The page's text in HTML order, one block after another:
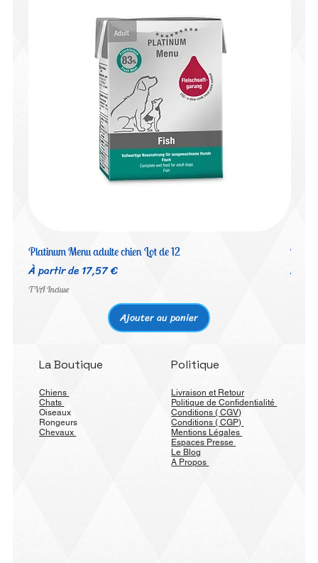
Platinum Menu adulte chien Lot de 12
À partir de17,57 €
Prix promotionnel
TVA Incluse
Ajouter au panier
À
Prix
TVA
La Boutique
Chiens
Chats
Oiseaux
Rongeurs
Chevaux
Politique
Livraison et Retour
Politique de Confidentialité
Conditions ( CGV)
Conditions ( CGP)
Mentions Légales
Espaces Presse
Le Blog
A Propos